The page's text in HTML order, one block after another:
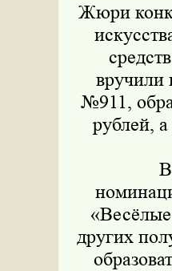
Жюри
вручили
№911,
рублей,
других